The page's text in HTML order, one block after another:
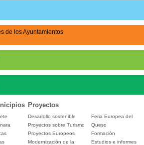
de los Ayuntamientos
Proyectos
Desarrollo sostenible
Proyectos sobre Turismo
Proyectos Europeos
Modernización de la
Feria Europea del
Queso
Formación
Estudios e informes